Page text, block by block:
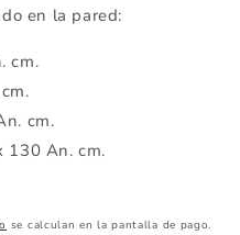
en la pared:
cm.
cm.
130 An. cm.
se calculan en la pantalla de pago.